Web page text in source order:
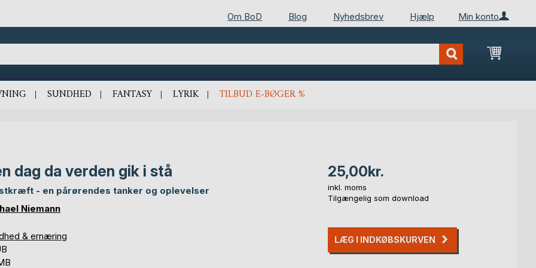
Min konto
Om BoD Blog Nyhedsbrev Hjælp
Min
SUNDHED FANTASY LYRIK TILBUD E-BØGER %
dag da verden gik i stå
- en pårørendes tanker og oplevelser
Niemann
& ernæring
25,00kr.
inkl. moms
Tilgængelig som download
LÆG I INDKØBSKURVEN